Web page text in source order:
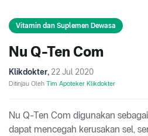
Vitamin dan Suplemen Dewasa
Nu Q-Ten Com
Klikdokter, 22 Jul 2020
Ditinjau Oleh Tim Apoteker Klikdokter
Nu Q-Ten Com digunakan
dapat mencegah kerusakan sel,